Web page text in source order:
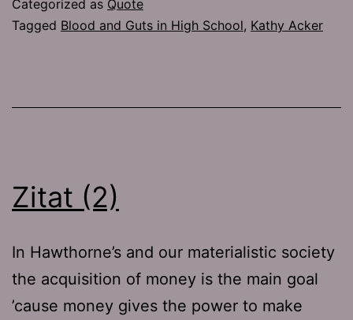
Categorized as Quote
Tagged Blood and Guts in High School, Kathy Acker
Zitat (2)
In Hawthorne’s and our materialistic society
the acquisition of money is the main goal
’cause money gives the power to make